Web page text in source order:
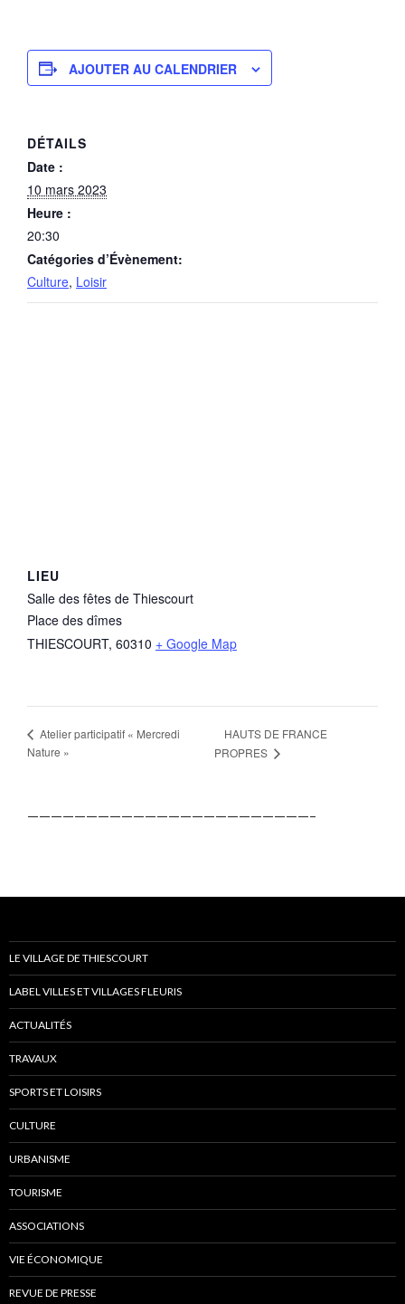
AJOUTER AU CALENDRIER
DÉTAILS
Date :
10 mars 2023
Heure :
20:30
Catégories d’Évènement:
Culture, Loisir
LIEU
Salle des fêtes de Thiescourt
Place des dîmes
THIESCOURT, 60310 + Google Map
Atelier participatif « Mercredi
Nature »
HAUTS DE FRANCE
PROPRES
————————————————————————–
LE VILLAGE DE THIESCOURT
LABEL VILLES ET VILLAGES FLEURIS
ACTUALITÉS
TRAVAUX
SPORTS ET LOISIRS
CULTURE
URBANISME
TOURISME
ASSOCIATIONS
VIE ÉCONOMIQUE
REVUE DE PRESSE